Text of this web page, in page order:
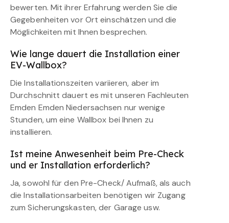
bewerten. Mit ihrer Erfahrung werden Sie die
Gegebenheiten vor Ort einschätzen und die
Möglichkeiten mit Ihnen besprechen.
Wie lange dauert die Installation einer
EV-Wallbox?
Die Installationszeiten variieren, aber im
Durchschnitt dauert es mit unseren Fachleuten
Emden Emden Niedersachsen nur wenige
Stunden, um eine Wallbox bei Ihnen zu
installieren.
Ist meine Anwesenheit beim Pre-Check
und er Installation erforderlich?
Ja, sowohl für den Pre-Check/ Aufmaß, als auch
die Installationsarbeiten benötigen wir Zugang
zum Sicherungskasten, der Garage usw.